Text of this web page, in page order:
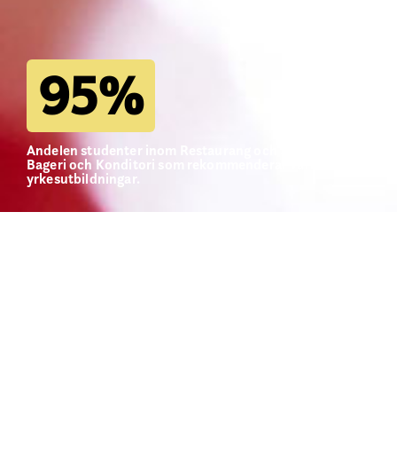
95%
Andelen studenter inom Restaurang och Storkök samt
Bageri och Konditori som rekommenderar våra
yrkesutbildningar.